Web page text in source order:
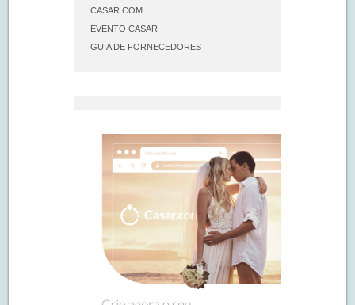
CASAR.COM
EVENTO CASAR
GUIA DE FORNECEDORES